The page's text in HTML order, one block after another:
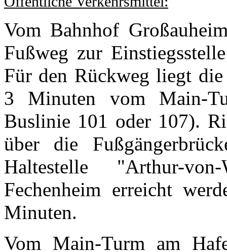
Vom Bahnhof
Fußweg zur
Für den Rückweg liegt
3 Minuten vom Main-
Buslinie 101 oder 107).
über die
Haltestelle "Arthur-
Fechenheim erreicht
Minuten.
Vom Main-Turm am